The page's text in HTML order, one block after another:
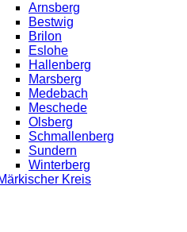
Arnsberg
Bestwig
Brilon
Eslohe
Hallenberg
Marsberg
Medebach
Meschede
Olsberg
Schmallenberg
Sundern
Winterberg
Kreis